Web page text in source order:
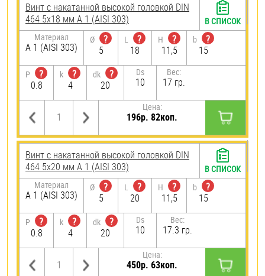
Винт с накатанной высокой головкой DIN
464 5х18 мм А 1 (AISI 303)
Материал
А 1 (AISI 303)
Ø
?
5
L
?
18
H
?
11,5
b
?
15
P
?
0.8
k
?
4
dk
?
20
Ds
10
Вес:
17 гр.
Цена:
196р. 82коп.
В СПИСОК
Винт с накатанной высокой головкой DIN
464 5х20 мм А 1 (AISI 303)
Материал
А 1 (AISI 303)
Ø
?
5
L
?
20
H
?
11,5
b
?
15
P
?
0.8
k
?
4
dk
?
20
Ds
10
Вес:
17.3 гр.
Цена:
450р. 63коп.
В СПИСОК